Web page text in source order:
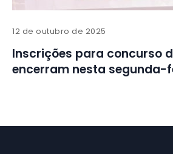
12 de outubro de 2025
Inscrições para concurso
encerram nesta segunda-